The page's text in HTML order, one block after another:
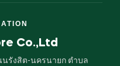
Co.,Ltd
นรังสิต-นครนายก ตำบล